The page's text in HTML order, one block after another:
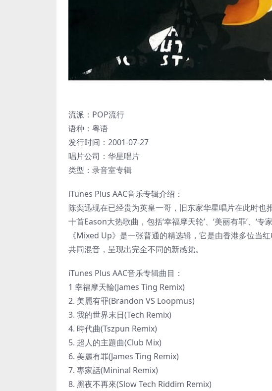
流派：POP流行
语种：粤语
发行时间：2001-07-27
唱片公司：华星唱片
类型：录音室专辑
iTunes Plus AAC音乐专辑介绍：
陈奕迅现在已经贵为英皇一哥，旧东家华星唱片在此时
十首Eason大热歌曲，包括‘幸福摩天轮’、‘美丽有罪’、‘
《Mixed Up》是一张普通的精选辑，它是由香港多位当
共同混音，呈现出完全不同的新感觉。
iTunes Plus AAC音乐专辑曲目：
1 幸福摩天輪(James Ting Remix)
2. 美麗有罪(Brandon VS Loopmus)
3. 我的世界末日(Tech Remix)
4. 時代曲(Tszpun Remix)
5. 超人的主題曲(Club Mix)
6. 美麗有罪(James Ting Remix)
7. 專家話(Mininal Remix)
8. 黑夜不再來(Slow Tech Riddim Remix)